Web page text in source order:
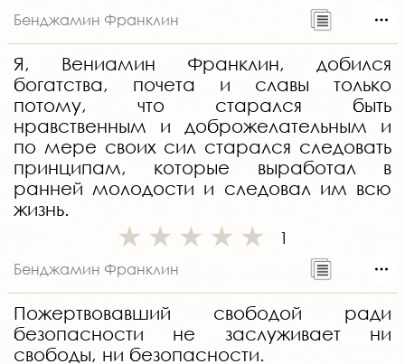
Бенджамин Франклин
Я, Вениамин Франклин, добился
богатства, почета и славы только
потому, что старался быть
нравственным и доброжелательным и
по мере своих сил старался следовать
принципам, которые выработал в
ранней молодости и следовал им всю
жизнь.
1
Бенджамин Франклин
Пожертвовавший свободой ради
безопасности не заслуживает ни
свободы, ни безопасности.